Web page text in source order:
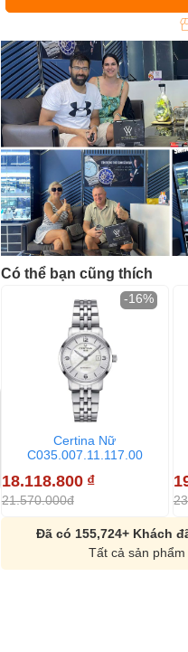
Có thể bạn cũng thích
Certina Nữ
C035.007.11.117.00
18.118.800 ₫
21.570.000đ
-16%
Đã có 155,724+ Khách
Tất cả sản